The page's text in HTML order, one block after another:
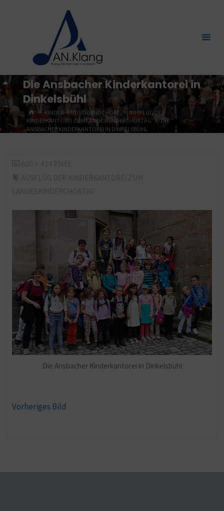
Die Ansbacher Kinderkantorei in
Dinkelsbühl
STARTKINDER- UND JUGENDCHÖRE
AUSFLUG DER
KINDERKANTOREI ZUM LANDESKINDERCHORTAG
DIE
ANSBACHER KINDERKANTOREI IN DINKELSBÜHL
Die Ansbacher Kinderkantorei in Dinkelsbühl
Vorheriges Bild